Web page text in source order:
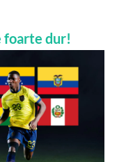
foarte dur!